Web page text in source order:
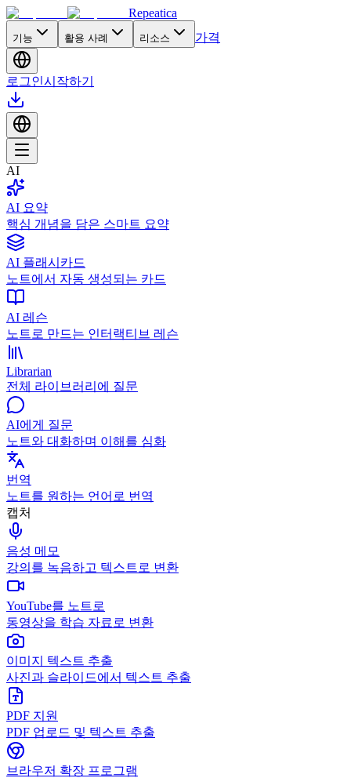
Repeatica
기능 활용 사례 리소스 가격
로그인시작하기
AI
AI 요약
핵심 개념을 담은 스마트 요약
AI 플래시카드
노트에서 자동 생성되는 카드
AI 레슨
노트로 만드는 인터랙티브 레슨
Librarian
전체 라이브러리에 질문
AI에게 질문
노트와 대화하며 이해를 심화
번역
노트를 원하는 언어로 번역
캡처
음성 메모
강의를 녹음하고 텍스트로 변환
YouTube를 노트로
동영상을 학습 자료로 변환
이미지 텍스트 추출
사진과 슬라이드에서 텍스트 추출
PDF 지원
PDF 업로드 및 텍스트 추출
브라우저 확장 프로그램